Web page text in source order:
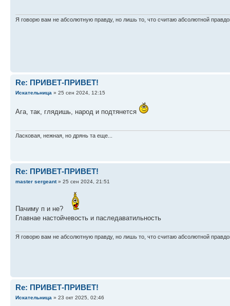
Я говорю вам не абсолютную правду, но лишь то, что считаю абсолютной
Re: ПРИВЕТ-ПРИВЕТ!
Искательница » 25 сен 2024, 12:15
Ага, так, глядишь, народ и подтянется
Ласковая, нежная, но дрянь та еще...
Re: ПРИВЕТ-ПРИВЕТ!
master sergeant» 25 сен 2024, 21:51
Пачиму п и не?
Главнае настойчевость и паследаватильность
Я говорю вам не абсолютную правду, но лишь то, что считаю абсолютной
Re: ПРИВЕТ-ПРИВЕТ!
Искательница » 23 окт 2025, 02:46